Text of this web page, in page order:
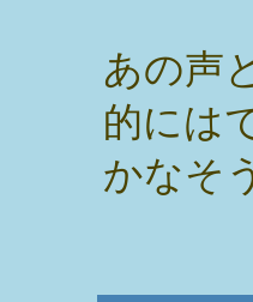
あの声
的には
かなそ